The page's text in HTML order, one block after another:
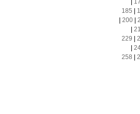
185
200|
229
258